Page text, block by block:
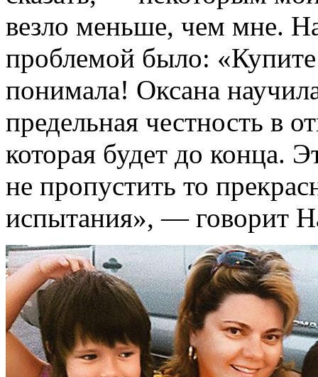
везло меньше, чем мне.
проблемой было:
понимала! Оксана
предельная честность в
которая будет до конца.
не пропустить то
испытания», — говорит